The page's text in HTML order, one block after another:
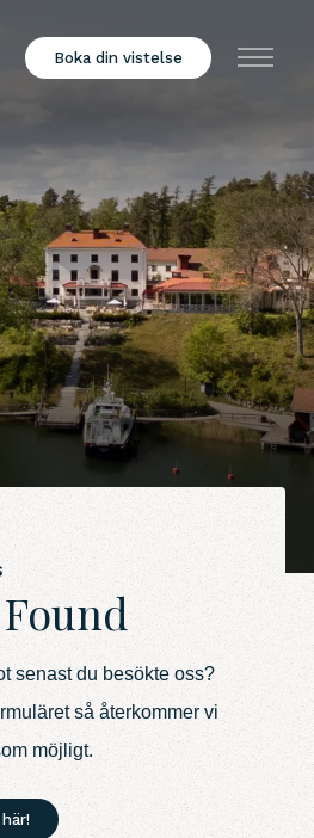
Boka din vistelse Meny
senast du besökte oss?
så återkommer vi
möjligt.